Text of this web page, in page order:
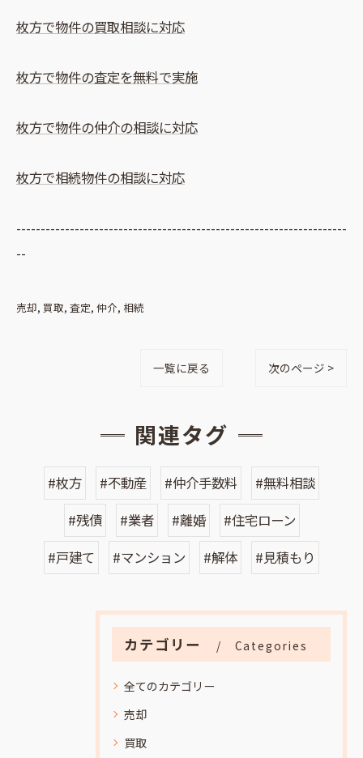
枚方で物件の買取相談に対応
枚方で物件の査定を無料で実施
枚方で物件の仲介の相談に対応
枚方で相続物件の相談に対応
--------------------------------------------------------------------
--
売却 買取 査定 仲介 相続
一覧に戻る 次のページ >
関連タグ
#枚方 #不動産 #仲介手数料
#無料相談
#残債
#業者 #離婚
#住宅ローン
#戸建て
#マンション #解体 #見積もり
カテゴリー Categories
全てのカテゴリー
売却
買取